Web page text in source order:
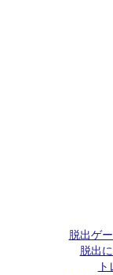
脱出ゲ
脱出